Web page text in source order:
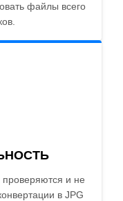
файлы всего
и не
в JPG